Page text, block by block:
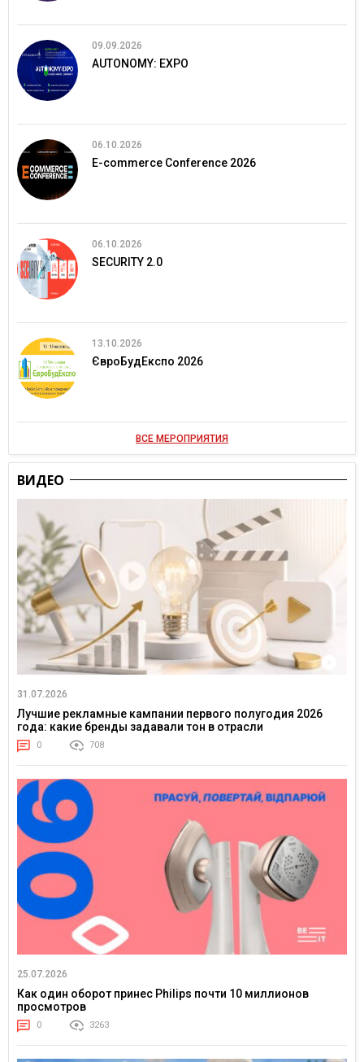
09.09.2026
AUTONOMY: EXPO
06.10.2026
E-commerce Conference 2026
06.10.2026
SECURITY 2.0
13.10.2026
ЄвроБудЕкспо 2026
ВСЕ МЕРОПРИЯТИЯ
ВИДЕО
31.07.2026
Лучшие рекламные кампании первого полугодия 2026
года: какие бренды задавали тон в отрасли
0 708
25.07.2026
Как один оборот принес Philips почти 10 миллионов
просмотров
0 3263